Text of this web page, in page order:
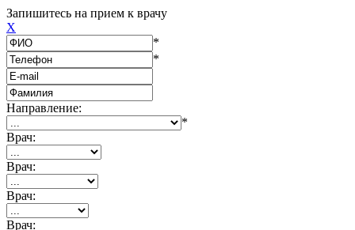
Запишитесь на прием к врачу
X
*
*
Направление:
*
Врач:
Врач:
Врач:
Врач: